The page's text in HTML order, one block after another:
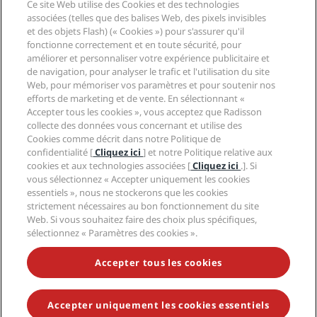
Nouveaux et futurs hôtels
Application Radisson Hotels
Hôtels adaptés aux sportifs
Hôtels adaptés aux Familles
Santé et sécurité
Radisson Hotel Group
Médias
Carrières RHG
Carrières PPHE
Carrières EHL
The Club by RHG
Opportunités de développement
Entreprise responsable
Approvisionnement
Légal
Centre de confidentialité
Mentions légales
Conditions générales Radisson Rewards
Contrat d’utilisation du site
Accessibilité numérique
Déclaration sur l’esclavage moderne
Aide
Avis aux consommateurs
Contact
FAQ
Plan du site
Médias sociaux
Marques Radisson Hotels
NE MANQUEZ AUCUNE DE NOS OFFRES LES PLUS
POPULAIRES
© 2026 Radisson Hotel Group.Tous droits réservés. RHG Radisson
Ce site Web utilise des Cookies et des technologies
associées (telles que des balises Web, des pixels invisibles
et des objets Flash) (« Cookies ») pour s'assurer qu'il
fonctionne correctement et en toute sécurité, pour
améliorer et personnaliser votre expérience publicitaire et
de navigation, pour analyser le trafic et l'utilisation du site
Web, pour mémoriser vos paramètres et pour soutenir nos
efforts de marketing et de vente. En sélectionnant «
Accepter tous les cookies », vous acceptez que Radisson
collecte des données vous concernant et utilise des
Cookies comme décrit dans notre Politique de
confidentialité [Cliquez ici] et notre Politique relative aux
cookies et aux technologies associées [Cliquez ici .]. Si
vous sélectionnez « Accepter uniquement les cookies
essentiels », nous ne stockerons que les cookies
strictement nécessaires au bon fonctionnement du site
Web. Si vous souhaitez faire des choix plus spécifiques,
sélectionnez « Paramètres des cookies ».
Accepter tous les cookies
Accepter uniquement les cookies essentiels